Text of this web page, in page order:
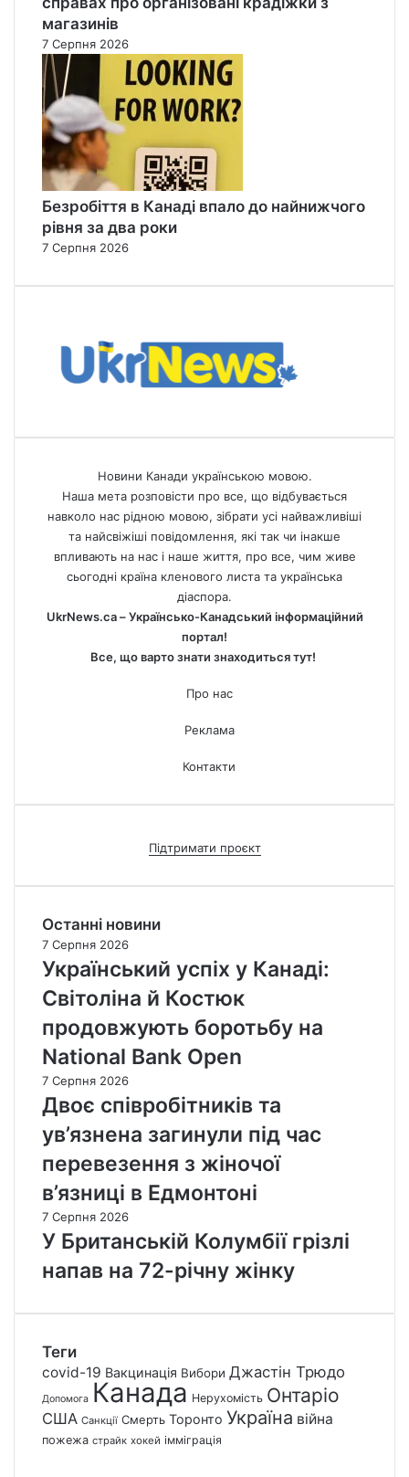
магазинів
7 Серпня 2026
Безробіття в Канаді впало до найнижчого
рівня за два роки
7 Серпня 2026
Новини Канади українською мовою.
Наша мета розповісти про все, що відбувається
навколо нас рідною мовою, зібрати усі найважливіші
та найсвіжіші повідомлення, які так чи інакше
впливають на нас і наше життя, про все, чим живе
сьогодні країна кленового листа та українська
діаспора.
UkrNews.ca – Українсько-Канадський інформаційний
портал!
Все, що варто знати знаходиться тут!
Про нас
Реклама
Контакти
Підтримати проєкт
Останні новини
7 Серпня 2026
Український успіх у Канаді:
Світоліна й Костюк
продовжують боротьбу на
National Bank Open
7 Серпня 2026
Двоє співробітників та
ув’язнена загинули під час
перевезення з жіночої
в’язниці в Едмонтоні
7 Серпня 2026
У Британській Колумбії грізлі
напав на 72-річну жінку
Теги
covid-19 Вакцинація Вибори Джастін Трюдо
Допомога Канада Нерухомість Онтаріо
США Санкції Смерть Торонто Україна війна
пожежа страйк хокей імміграція